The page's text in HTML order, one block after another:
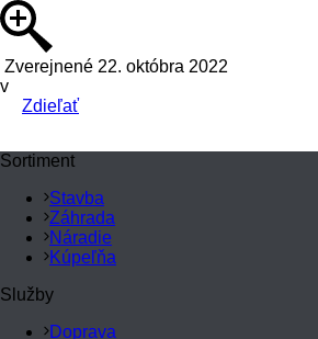
Zverejnené 22. októbra 2022
v
Zdieľať
Sortiment
Stavba
Záhrada
Náradie
Kúpeľňa
Služby
Doprava